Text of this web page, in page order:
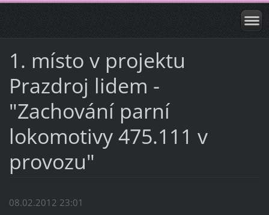
1. místo v projektu
Prazdroj lidem -
"Zachování parní
lokomotivy 475.111 v
provozu"
08.02.2012 23:01